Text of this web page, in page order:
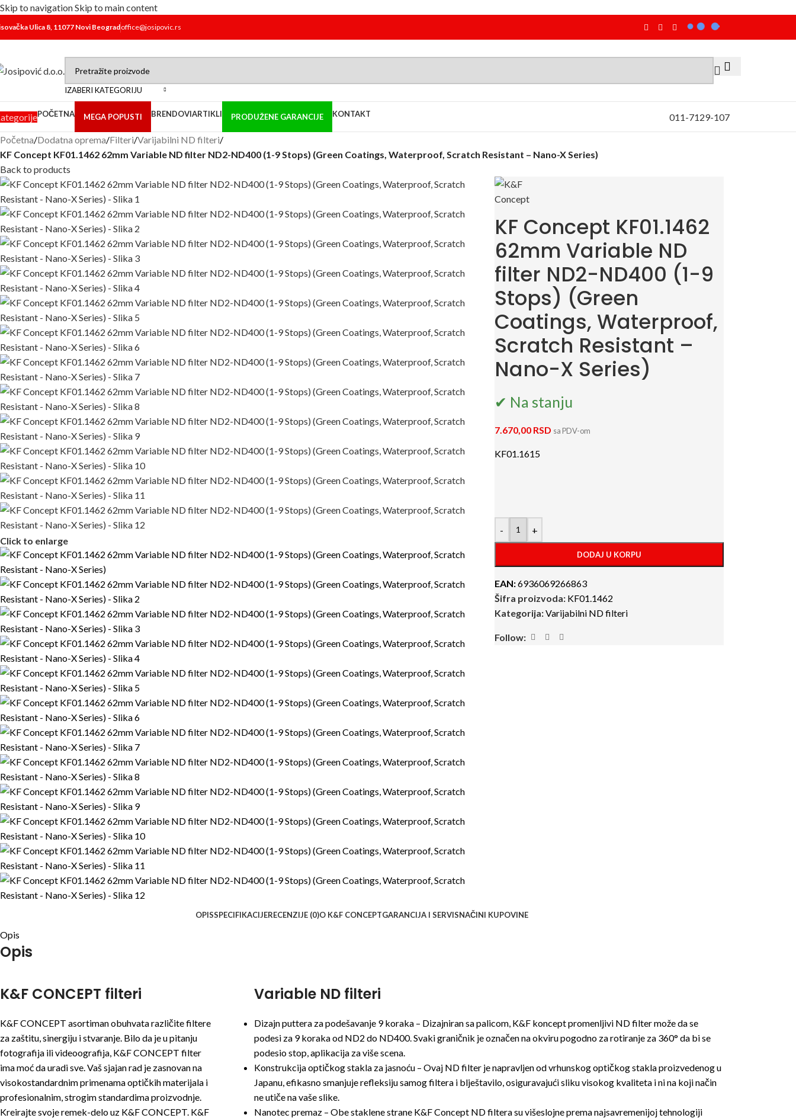
Skip to navigationSkip to main content
Ulica 8, 11077 Novi Beogradoffice@josipovic.rs
IZABERI KATEGORIJU
POČETNA MEGA POPUSTI BRENDOVIARTIKLI PRODUŽENE GARANCIJE KONTAKT 011-7129-107
Početna/Dodatna oprema/Filteri/Varijabilni ND filteri/
KF Concept KF01.1462 62mm Variable ND filter ND2-ND400 (1-9 Stops) (Green Coatings, Waterproof, Scratch Resistant – Nano-X Series)
Back to products
Click to enlarge
KF Concept KF01.1462
62mm Variable ND
filter ND2-ND400 (1-9
Stops) (Green
Coatings, Waterproof,
Scratch Resistant –
Nano-X Series)
✔ Na stanju
7.670,00 RSD sa PDV-om
KF01.1615
- +
DODAJ U KORPU
EAN:6936069266863
Šifra proizvoda: KF01.1462
Kategorija:Varijabilni ND filteri
Follow:
OPISSPECIFIKACIJERECENZIJE (0)O K&F CONCEPTGARANCIJA I SERVISNAČINI KUPOVINE
Opis
Opis
K&F CONCEPT filteri
K&F CONCEPT asortiman obuhvata različite filtere
za zaštitu, sinergiju i stvaranje. Bilo da je u pitanju
fotografija ili videoografija, K&F CONCEPT filter
ima moć da uradi sve. Vaš sjajan rad je zasnovan na
visokostandardnim primenama optičkih materijala i
profesionalnim, strogim standardima proizvodnje.
Kreirajte svoje remek-delo uz K&F CONCEPT. K&F
Variable ND filteri
Dizajn puttera za podešavanje 9 koraka – Dizajniran sa palicom, K&F koncept promenljivi ND filter može da se
podesi za 9 koraka od ND2 do ND400. Svaki graničnik je označen na okviru pogodno za rotiranje za 360° da bi se
podesio stop, aplikacija za više scena.
Konstrukcija optičkog stakla za jasnoću – Ovaj ND filter je napravljen od vrhunskog optičkog stakla proizvedenog u
Japanu, efikasno smanjuje refleksiju samog filtera i blještavilo, osiguravajući sliku visokog kvaliteta i ni na koji način
ne utiče na vaše slike.
Nanotec premaz – Obe staklene strane K&F Concept ND filtera su višeslojne prema najsavremenijoj tehnologiji